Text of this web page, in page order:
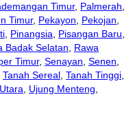
Timur, Palmerah,
Timur, Pekayon, Pekojan,
, Pinangsia, Pisangan Baru,
Badak Selatan, Rawa
Timur, Senayan, Senen,
Tanah Sereal, Tanah Tinggi,
, Ujung Menteng,